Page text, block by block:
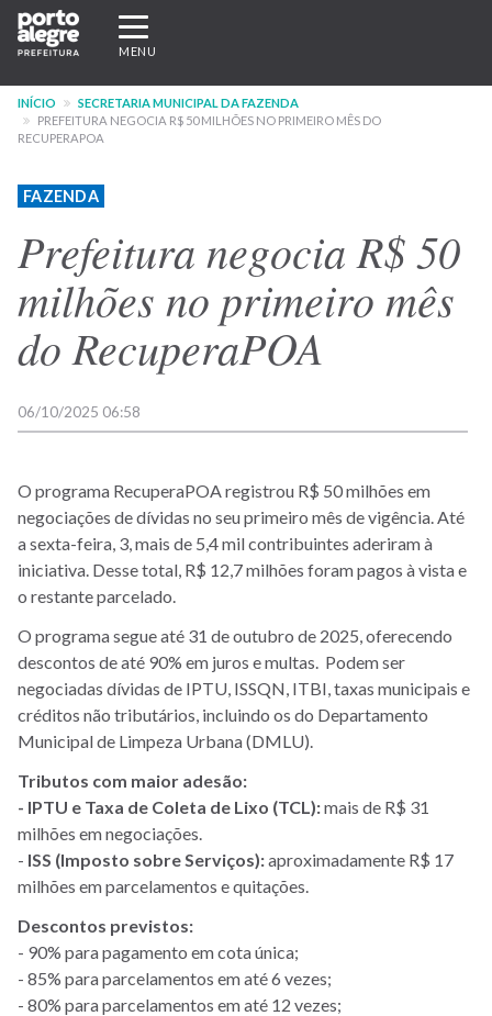
Pular
para
conteúdo
principal
Expandir/recolher
navegação
MENU
INÍCIO
SECRETARIA MUNICIPAL DA FAZENDA
PREFEITURA NEGOCIA R$ 50 MILHÕES NO PRIMEIRO MÊS DO
RECUPERAPOA
FAZENDA
Prefeitura negocia R$ 50
milhões no primeiro mês
do RecuperaPOA
06/10/2025 06:58
O programa RecuperaPOA registrou R$ 50 milhões em
negociações de dívidas no seu primeiro mês de vigência. Até
a sexta-feira, 3, mais de 5,4 mil contribuintes aderiram à
iniciativa. Desse total, R$ 12,7 milhões foram pagos à vista e
o restante parcelado.
O programa segue até 31 de outubro de 2025, oferecendo
descontos de até 90% em juros e multas. Podem ser
negociadas dívidas de IPTU, ISSQN, ITBI, taxas municipais e
créditos não tributários, incluindo os do Departamento
Municipal de Limpeza Urbana (DMLU).
Tributos com maior adesão:
- IPTU e Taxa de Coleta de Lixo (TCL):mais de R$ 31
milhões em negociações.
- ISS (Imposto sobre Serviços):aproximadamente R$ 17
milhões em parcelamentos e quitações.
Descontos previstos:
- 90% para pagamento em cota única;
- 85% para parcelamentos em até 6 vezes;
- 80% para parcelamentos em até 12 vezes;